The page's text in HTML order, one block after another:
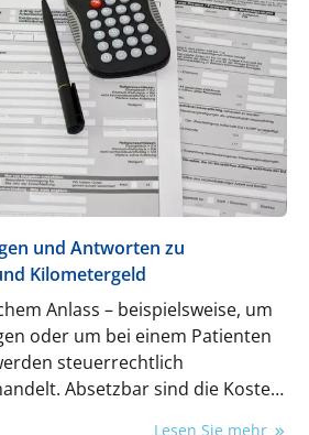
und Antworten zu
Kilometergeld
Anlass – beispielsweise, um
oder um bei einem Patienten
steuerrechtlich
Absetzbar sind die Kosten
Lesen Sie mehr